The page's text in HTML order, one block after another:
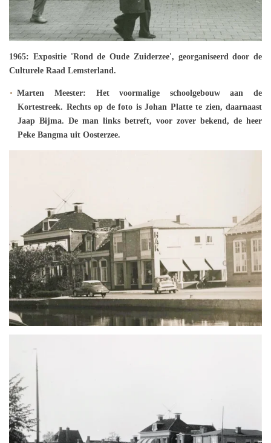
1965: Expositie 'Rond de Oude Zuiderzee', georganiseerd door de
Culturele Raad Lemsterland.
Marten Meester: Het voormalige schoolgebouw aan de
Kortestreek. Rechts op de foto is Johan Platte te zien, daarnaast
Jaap Bijma. De man links betreft, voor zover bekend, de heer
Peke Bangma uit Oosterzee.